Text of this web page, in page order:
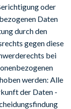
oder
Daten
durch den
gegen diese
bei
werden: Alle
der Daten -